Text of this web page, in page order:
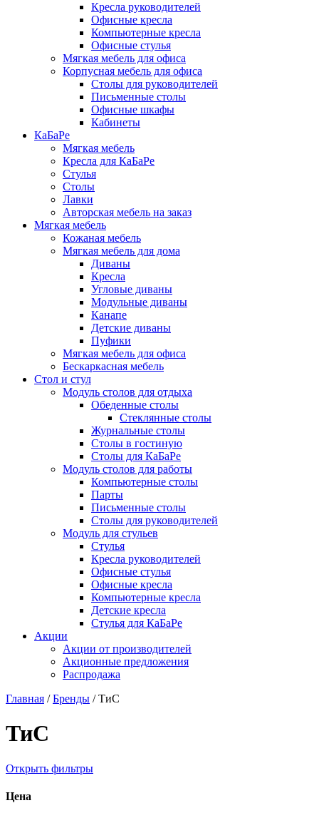
Кресла руководителей
Офисные кресла
Компьютерные кресла
Офисные стулья
Мягкая мебель для офиса
Корпусная мебель для офиса
Столы для руководителей
Письменные столы
Офисные шкафы
Кабинеты
КаБаРе
Мягкая мебель
Кресла для КаБаРе
Стулья
Столы
Лавки
Авторская мебель на заказ
Мягкая мебель
Кожаная мебель
Мягкая мебель для дома
Диваны
Кресла
Угловые диваны
Модульные диваны
Канапе
Детские диваны
Пуфики
Мягкая мебель для офиса
Бескаркасная мебель
Стол и стул
Модуль столов для отдыха
Обеденные столы
Стеклянные столы
Журнальные столы
Столы в гостиную
Столы для КаБаРе
Модуль столов для работы
Компьютерные столы
Парты
Письменные столы
Столы для руководителей
Модуль для стульев
Стулья
Кресла руководителей
Офисные стулья
Офисные кресла
Компьютерные кресла
Детские кресла
Стулья для КаБаРе
Акции
Акции от производителей
Акционные предложения
Распродажа
Главная /Бренды /ТиС
ТиС
Открыть фильтры
Цена